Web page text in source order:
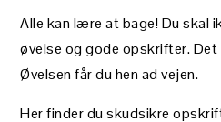
Alle kan lære at bage! Du skal
øvelse og gode opskrifter.
Øvelsen får du hen ad vejen.
Her finder du skudsikre